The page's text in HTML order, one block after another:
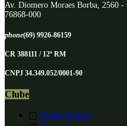
Av. Diomero Moraes Borba, 2560
76868-000
phone(69) 9926-86159
CR 388111 / 12ª RM
CNPJ 34.349.052/0001-90
Clube
▢ Quem Somos